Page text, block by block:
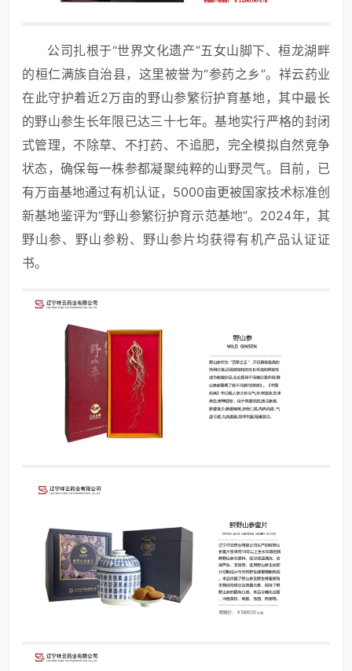
公司扎根于“世界文化遗产”五女山脚下、桓龙湖畔
的桓仁满族自治县，这里被誉为“参药之乡”。祥云药业
在此守护着近2万亩的野山参繁衍护育基地，其中最长
的野山参生长年限已达三十七年。基地实行严格的封闭
式管理，不除草、不打药、不追肥，完全模拟自然竞争
状态，确保每一株参都凝聚纯粹的山野灵气。目前，已
有万亩基地通过有机认证，5000亩更被国家技术标准创
新基地鉴评为“野山参繁衍护育示范基地”。2024年，其
野山参、野山参粉、野山参片均获得有机产品认证证
书。